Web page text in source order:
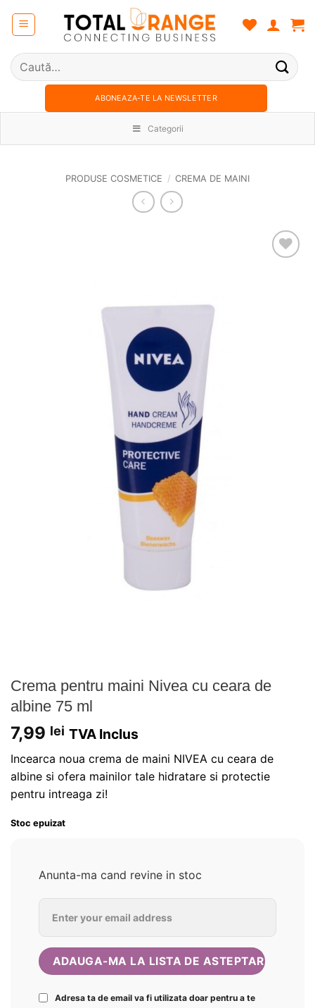
Caută
după:
ABONEAZA-TE LA NEWSLETTER
Categorii
PRODUSE COSMETICE / CREMA DE MAINI
Crema pentru maini Nivea cu ceara de
albine 75 ml
7,99 lei TVA Inclus
Incearca noua crema de maini NIVEA cu ceara de
albine si ofera mainilor tale hidratare si protectie
pentru intreaga zi!
Stoc epuizat
Anunta-ma cand revine in stoc
Adresa ta de email va fi utilizata doar pentru a te